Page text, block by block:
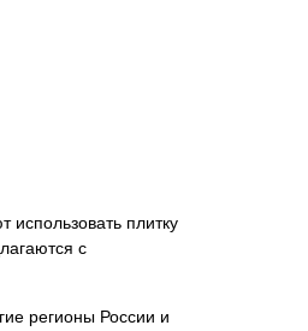
использовать плитку
с
регионы России и